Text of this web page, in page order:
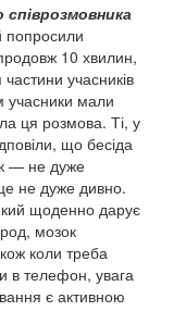
попросили
10 хвилин,
учасників
учасники мали
ця розмова. Ті, у
що бесіда
— не дуже
не дуже дивно.
щоденно дарує
мозок
коли треба
в телефон, увага
є активною